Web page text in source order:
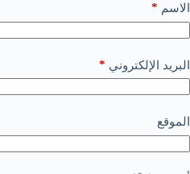
الاسم *
البريد الإلكتروني *
الموقع